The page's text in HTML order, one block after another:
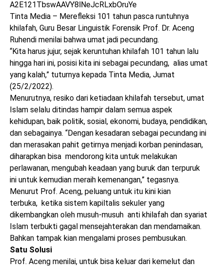
Tinta Media – Merefleksi 101 tahun pasca runtuhnya
khilafah, Guru Besar Linguistik Forensik Prof. Dr. Aceng
Ruhendi menilai bahwa umat jadi pecundang.
“Kita harus jujur, sejak keruntuhan khilafah 101 tahun lalu
hingga hari ini, posisi kita ini sebagai pecundang, alias umat
yang kalah,” tuturnya kepada Tinta Media, Jumat
(25/2/2022).
Menurutnya, resiko dari ketiadaan khilafah tersebut, umat
Islam selalu ditindas hampir dalam semua aspek
kehidupan, baik politik, sosial, ekonomi, budaya, pendidikan,
dan sebagainya. “Dengan kesadaran sebagai pecundang ini
dan merasakan pahit getirnya menjadi korban penindasan,
diharapkan bisa mendorong kita untuk melakukan
perlawanan, mengubah keadaan yang buruk dan terpuruk
ini untuk kemudian meraih kemenangan,” tegasnya.
Menurut Prof. Aceng, peluang untuk itu kini kian
terbuka, ketika sistem kapiltalis sekuler yang
dikembangkan oleh musuh-musuh anti khilafah dan syariat
Islam terbukti gagal mensejahterakan dan mendamaikan.
Bahkan tampak kian mengalami proses pembusukan.
Satu Solusi
Prof. Aceng menilai, untuk bisa keluar dari kemelut dan